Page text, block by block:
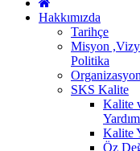
Hakkımızda
Tarihçe
Misyon
Politika
Organizasyon
SKS Kalite
Kalite
Kalite
Öz